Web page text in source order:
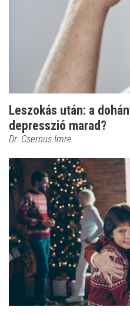
Leszokás után: a
depresszió marad?
Dr. Csernus Imre